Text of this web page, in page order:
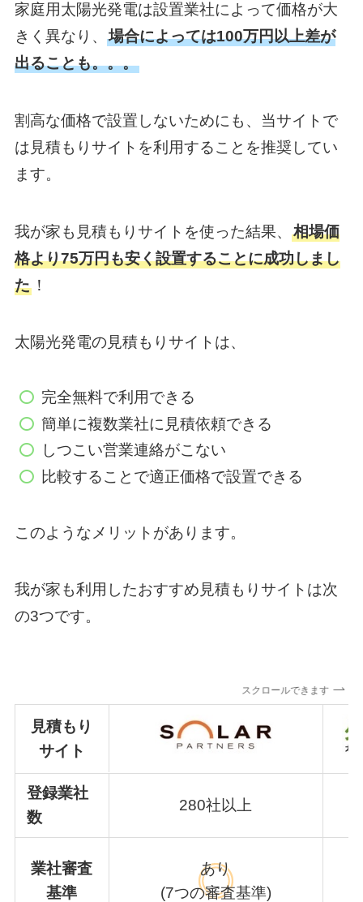
家庭用太陽光発電は設置業社によって価格が大
きく異なり、 場合によっては100万円以上差が
出ることも。。。
割高な価格で設置しないためにも、当サイトで
は見積もりサイトを利用することを推奨してい
ます。
我が家も見積もりサイトを使った結果、 相場価
格より75万円も安く設置することに成功しまし
た！
太陽光発電の見積もりサイトは、
完全無料で利用できる
簡単に複数業社に見積依頼できる
しつこい営業連絡がこない
比較することで適正価格で設置できる
このようなメリットがあります。
我が家も利用したおすすめ見積もりサイトは次
の3つです。
スクロールできます
見積もり
サイト
登録業社
数
280社以上
業社審査
基準
あり
(7つの審査基準)